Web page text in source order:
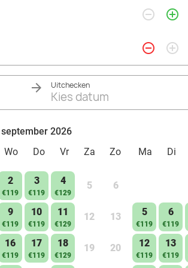
remove_circle_outline add_circle_outline
remove_circle_outline add_circle_outline
Uitchecken
Kies datum
september 2026
Wo Do Vr Za Zo
2
€119
3
€119
4
€129
5 6
9
€119
10
€119
11
€129
12 13
16
€119
17
€119
18
€129
19 20
Ma
Di
5
€119
6
€119
12
€119
13
€119